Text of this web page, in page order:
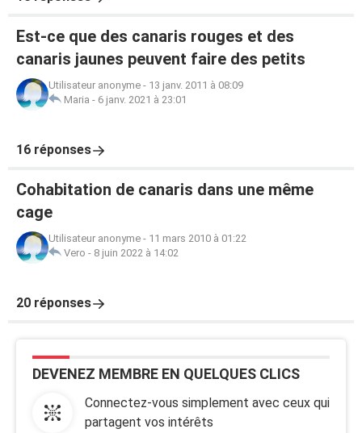
Est-ce que des canaris rouges et des
canaris jaunes peuvent faire des petits
Utilisateur anonyme - 13 janv. 2011 à 08:09
Maria - 6 janv. 2021 à 23:01
16 réponses
Cohabitation de canaris dans une même
cage
Utilisateur anonyme - 11 mars 2010 à 01:22
Vero - 8 juin 2022 à 14:02
20 réponses
DEVENEZ MEMBRE EN QUELQUES CLICS
Connectez-vous simplement avec ceux qui
partagent vos intérêts